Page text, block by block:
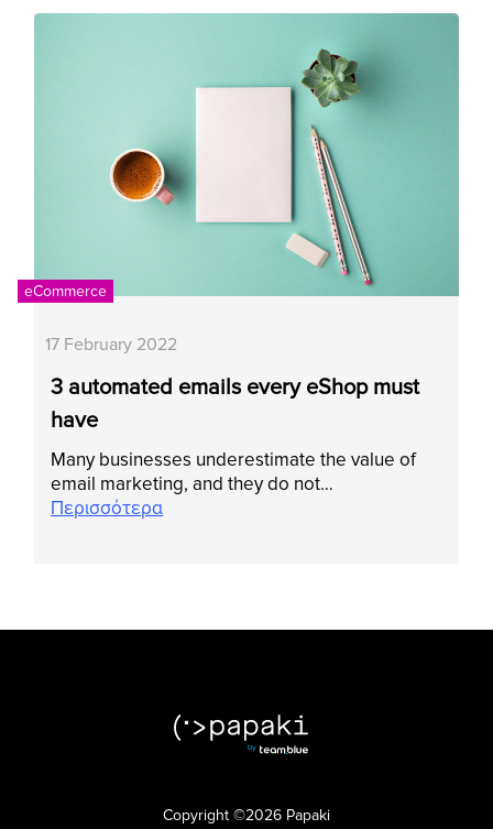
eCommerce
17 February 2022
3 automated emails every eShop must
have
Many businesses underestimate the value of
email marketing, and they do not…
Περισσότερα
Copyright ©2026 Papaki